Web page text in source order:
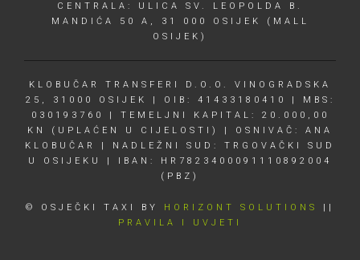
CENTRALA: ULICA SV. LEOPOLDA B.
MANDIĆA 50 A, 31 000 OSIJEK (MALL
OSIJEK)
KLOBUČAR TRANSFERI D.O.O. VINOGRADSKA
25, 31000 OSIJEK | OIB: 41433180410 | MBS:
030193760 | TEMELJNI KAPITAL: 20.000,00
KN (UPLAĆEN U CIJELOSTI) | OSNIVAČ: ANA
KLOBUČAR | NADLEŽNI SUD: TRGOVAČKI SUD
U OSIJEKU | IBAN: HR7823400091110892004
(PBZ)
© OSJEČKI TAXI BY HORIZONT SOLUTIONS
||
PRAVILA I UVJETI